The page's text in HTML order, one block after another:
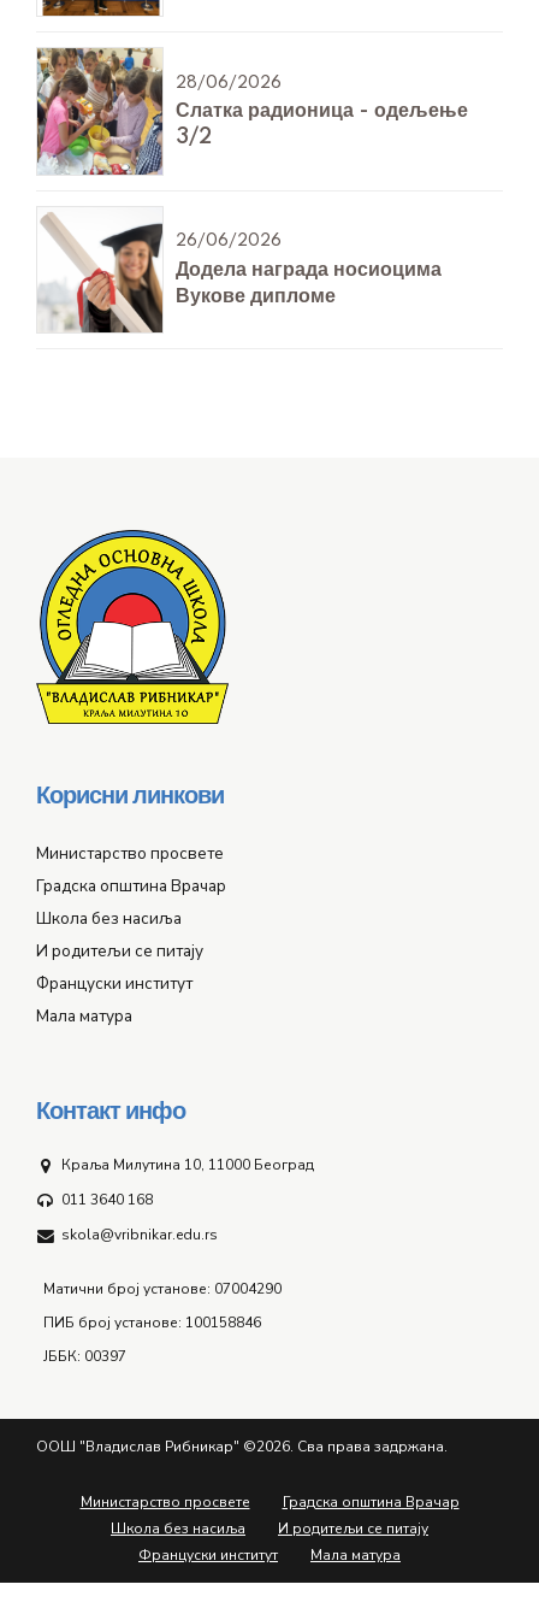
28/06/2026
Слатка радионица - одељење
3/2
26/06/2026
Додела награда носиоцима
Вукове дипломе
Корисни линкови
Министарство просвете
Градска општина Врачар
Школа без насиља
И родитељи се питају
Француски институт
Мала матура
Контакт инфо
Краља Милутина 10, 11000 Београд
011 3640 168
skola@vribnikar.edu.rs
Матични број установе: 07004290
ПИБ број установе: 100158846
ЈББК: 00397
ООШ "Владислав Рибникар" ©2026. Сва права задржана.
Министарство просвете
Градска општина Врачар
Школа без насиља
И родитељи се питају
Француски институт
Мала матура